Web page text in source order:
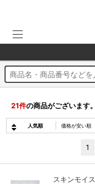
21件の商品がございます。
人気順 価格が安い順
1
スキンモイ